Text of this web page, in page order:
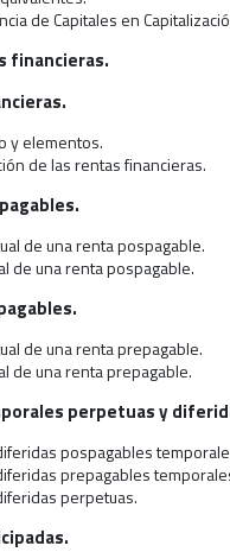
de Capitales en
financieras.
y elementos.
de las rentas financieras.
de una renta pospagable.
de una renta pospagable.
de una renta prepagable.
de una renta prepagable.
perpetuas y
pospagables
prepagables
perpetuas.